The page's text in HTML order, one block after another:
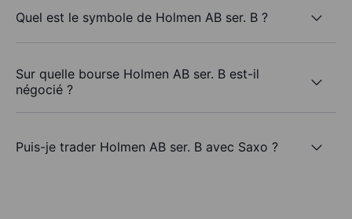
Quel est le symbole de Holmen AB ser. B ?
Sur quelle bourse Holmen AB ser. B est-il
négocié ?
Puis-je trader Holmen AB ser. B avec Saxo ?